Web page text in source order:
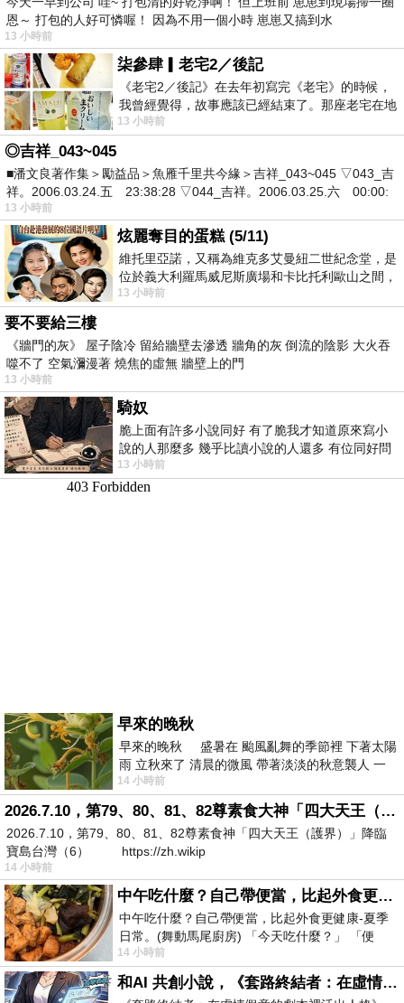
恩～ 打包的人好可憐喔！ 因為不用一個小時 崽崽又搞到水
13 小時前
柒參肆▎老宅2／後記
《老宅2／後記》在去年初寫完《老宅》的時候，
我曾經覺得，故事應該已經結束了。那座老宅在地
震中倒塌，七個人終於離開那片黑暗，
13 小時前
◎吉祥_043~045
■潘文良著作集＞勵益品＞魚雁千里共今緣＞吉祥_043~045 ▽043_吉
祥。2006.03.24.五 23:38:28 ▽044_吉祥。2006.03.25.六 00:00:
13 小時前
炫麗奪目的蛋糕 (5/11)
維托里亞諾，又稱為維克多艾曼紐二世紀念堂，是
位於義大利羅馬威尼斯廣場和卡比托利歐山之間，
用以紀念統一義大利統一後的的第一位國
13 小時前
要不要給三樓
《牆門的灰》 屋子陰冷 留給牆壁去滲透 牆角的灰 倒流的陰影 大火吞
噬不了 空氣瀰漫著 燒焦的虛無 牆壁上的門
13 小時前
騎奴
脆上面有許多小說同好 有了脆我才知道原來寫小
說的人那麼多 幾乎比讀小說的人還多 有位同好問
了一個問題 她說為什麼高中文學獎的
13 小時前
早來的晚秋
早來的晚秋 盛暑在 颱風亂舞的季節裡 下著太陽
雨 立秋來了 清晨的微風 帶著淡淡的秋意襲人 一
下子 又被赤
14 小時前
2026.7.10，第79、80、81、82尊素食大神「四大天王（護界）」降臨寶島台灣（6）
2026.7.10，第79、80、81、82尊素食神「四大天王（護界）」降臨
寶島台灣（6） https://zh.wikip
14 小時前
中午吃什麼？自己帶便當，比起外食更健康-夏季日常。(舞動馬尾廚房)
中午吃什麼？自己帶便當，比起外食更健康-夏季
日常。(舞動馬尾廚房) 「今天吃什麼？」 「便
當？麵？還是炒飯？」 每天都在選擇
14 小時前
和AI 共創小說，《套路終結者：在虛情假意的劇本裡活出人格》